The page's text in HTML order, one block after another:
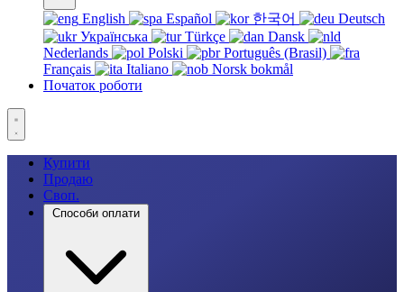
English Español 한국어
Deutsch
Українська
Türkçe
Dansk
Nederlands
Polski
Português (Brasil)
Français
Italiano
Norsk bokmål
Початок роботи
Купити
Продаю
Своп.
Способи оплати